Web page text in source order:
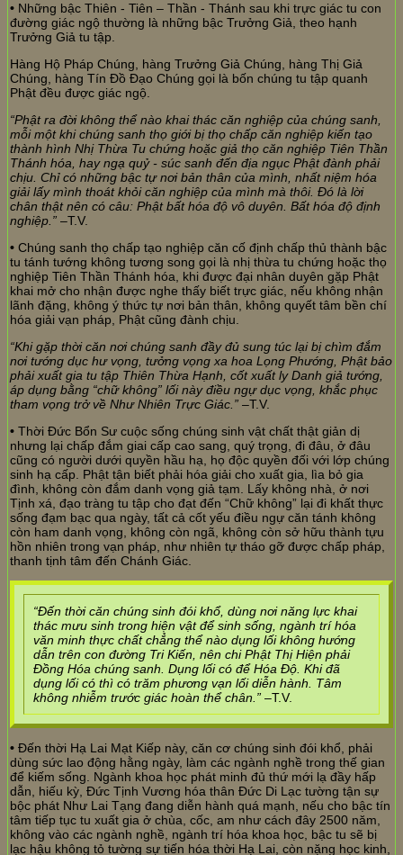
• Những bậc Thiên - Tiên – Thần - Thánh sau khi trực giác tu con
đường giác ngộ thường là những bậc Trưởng Giả, theo hạnh
Trưởng Giả tu tập.
Hàng Hộ Pháp Chúng, hàng Trưởng Giả Chúng, hàng Thị Giả
Chúng, hàng Tín Đồ Đạo Chúng gọi là bốn chúng tu tập quanh
Phật đều được giác ngộ.
“Phật ra đời không thể nào khai thác căn nghiệp của chúng sanh,
mỗi một khi chúng sanh thọ giới bị thọ chấp căn nghiệp kiến tạo
thành hình Nhị Thừa Tu chứng hoặc giả thọ căn nghiệp Tiên Thần
Thánh hóa, hay ngạ quỷ - súc sanh đến địa ngục Phật đành phải
chịu. Chỉ có những bậc tự nơi bản thân của mình, nhất niệm hóa
giải lấy mình thoát khỏi căn nghiệp của mình mà thôi. Đó là lời
chân thật nên có câu: Phật bất hóa độ vô duyên. Bất hóa độ định
nghiệp.” –T.V.
• Chúng sanh thọ chấp tạo nghiệp căn cố định chấp thủ thành bậc
tu tánh tướng không tương song gọi là nhị thừa tu chứng hoặc thọ
nghiệp Tiên Thần Thánh hóa, khi được đại nhân duyên gặp Phật
khai mở cho nhận được nghe thấy biết trực giác, nếu không nhận
lãnh đặng, không ý thức tự nơi bản thân, không quyết tâm bền chí
hóa giải vạn pháp, Phật cũng đành chịu.
“Khi gặp thời căn nơi chúng sanh đầy đủ sung túc lại bị chìm đắm
nơi tướng dục hư vọng, tưởng vọng xa hoa Lọng Phướng, Phật bảo
phải xuất gia tu tập Thiên Thừa Hạnh, cốt xuất ly Danh giả tướng,
áp dụng bằng “chữ không” lối này điều ngự dục vọng, khắc phục
tham vọng trở về Như Nhiên Trực Giác.” –T.V.
• Thời Đức Bổn Sư cuộc sống chúng sinh vật chất thật giản dị
nhưng lại chấp đắm giai cấp cao sang, quý trọng, đi đâu, ở đâu
cũng có người dưới quyền hầu hạ, họ độc quyền đối với lớp chúng
sinh hạ cấp. Phật tận biết phải hóa giải cho xuất gia, lìa bỏ gia
đình, không còn đắm danh vọng giả tạm. Lấy không nhà, ở nơi
Tịnh xá, đạo tràng tu tập cho đạt đến “Chữ không” lại đi khất thực
sống đạm bạc qua ngày, tất cả cốt yếu điều ngự căn tánh không
còn ham danh vọng, không còn ngã, không còn sở hữu thành tựu
hồn nhiên trong vạn pháp, như nhiên tự tháo gỡ được chấp pháp,
thanh tịnh tâm đến Chánh Giác.
“Đến thời căn chúng sinh đói khổ, dùng nơi năng lực khai
thác mưu sinh trong hiện vật để sinh sống, ngành trí hóa
văn minh thực chất chẳng thể nào dụng lối không hướng
dẫn trên con đường Tri Kiến, nên chi Phật Thị Hiện phải
Đồng Hóa chúng sanh. Dụng lối có để Hóa Độ. Khi đã
dụng lối có thì có trăm phương vạn lối diễn hành. Tâm
không nhiễm trước giác hoàn thể chân.” –T.V.
• Đến thời Hạ Lai Mạt Kiếp này, căn cơ chúng sinh đói khổ, phải
dùng sức lao động hằng ngày, làm các ngành nghề trong thế gian
để kiếm sống. Ngành khoa học phát minh đủ thứ mới lạ đầy hấp
dẫn, hiếu kỳ, Đức Tịnh Vương hóa thân Đức Di Lạc tường tận sự
bộc phát Như Lai Tạng đang diễn hành quá mạnh, nếu cho bậc tín
tâm tiếp tục tu xuất gia ở chùa, cốc, am như cách đây 2500 năm,
không vào các ngành nghề, ngành trí hóa khoa học, bậc tu sẽ bị
lạc hậu không tỏ tường sự tiến hóa thời Hạ Lai, còn nặng học kinh,